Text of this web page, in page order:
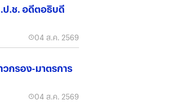
ป.ช. อดีตอธิบดี
04 ส.ค. 2569
วกรอง-มาตรการ
04 ส.ค. 2569